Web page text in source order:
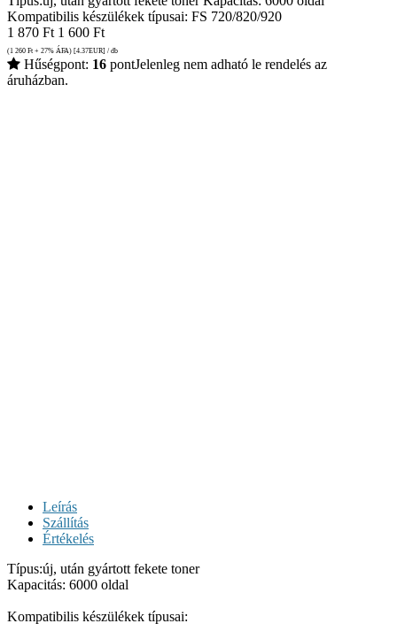
Kompatibilis készülékek típusai: FS 720/820/920
1 870 Ft 1 600 Ft
(1 260 Ft + 27% ÁFA) [4.37EUR] / db
Hűségpont: 16 pontJelenleg nem adható le rendelés az
áruházban.
Leírás
Szállítás
Értékelés
Típus:új, után gyártott fekete toner
Kapacitás: 6000 oldal
Kompatibilis készülékek típusai: